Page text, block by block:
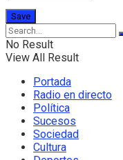
No Result
View All Result
Portada
Radio en directo
Política
Sucesos
Sociedad
Cultura